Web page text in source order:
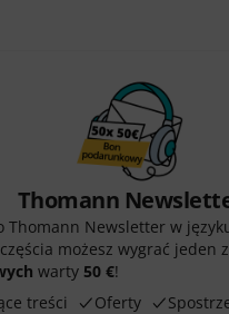
Thomann
Thomann Newsletter w
możesz wygrać jeden z
warty 50 €!
treści
Oferty